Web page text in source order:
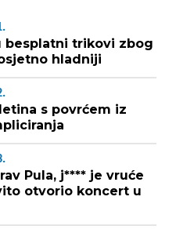
besplatni trikovi zbog
hladniji
s povrćem iz
Pula, j**** je vruće
otvorio koncert u